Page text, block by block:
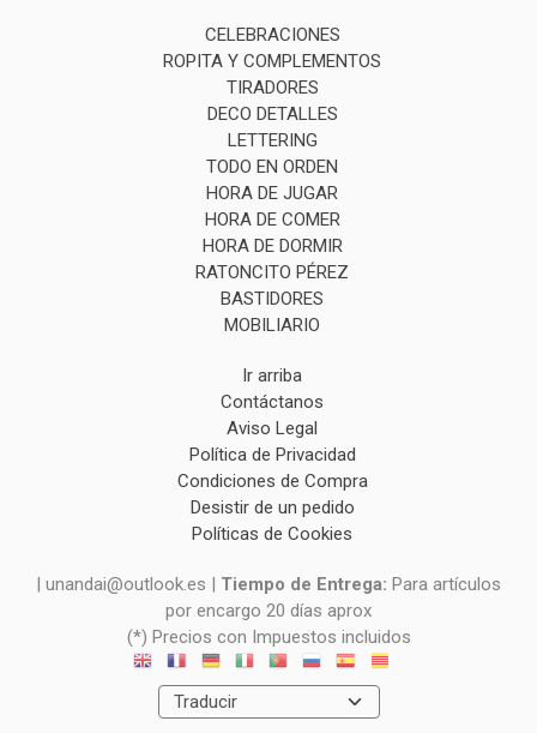
CELEBRACIONES
ROPITA Y COMPLEMENTOS
TIRADORES
DECO DETALLES
LETTERING
TODO EN ORDEN
HORA DE JUGAR
HORA DE COMER
HORA DE DORMIR
RATONCITO PÉREZ
BASTIDORES
MOBILIARIO
Ir arriba
Contáctanos
Aviso Legal
Política de Privacidad
Condiciones de Compra
Desistir de un pedido
Políticas de Cookies
| unandai@outlook.es | Tiempo de Entrega: Para artículos
por encargo 20 días aprox
(*) Precios con Impuestos incluidos